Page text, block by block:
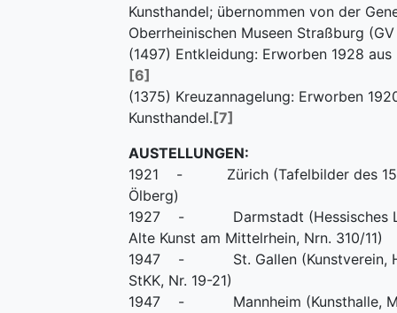
Kunsthandel; übernommen von der
Oberrheinischen Museen Straßburg
(1497) Entkleidung: Erworben 1928
[6]
(1375) Kreuzannagelung: Erworben
Kunsthandel. [7]
AUSTELLUNGEN:
1921 - Zürich (Tafelbilder des 15.-
Ölberg)
1927 - Darmstadt (Hessisches
Alte Kunst am Mittelrhein, Nrn. 310/11)
1947 - St. Gallen (Kunstverein,
StKK, Nr. 19-21)
1947 - Mannheim (Kunsthalle,